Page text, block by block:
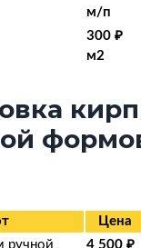
м/п
300 ₽
м2
Цена
ручной
4 500 ₽